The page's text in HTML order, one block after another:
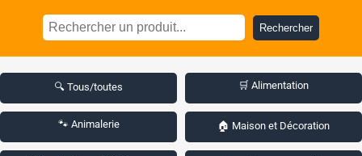
Rechercher
🔍 Tous/toutes 🛒 Alimentation
🐾 Animalerie 🏠 Maison et Décoration